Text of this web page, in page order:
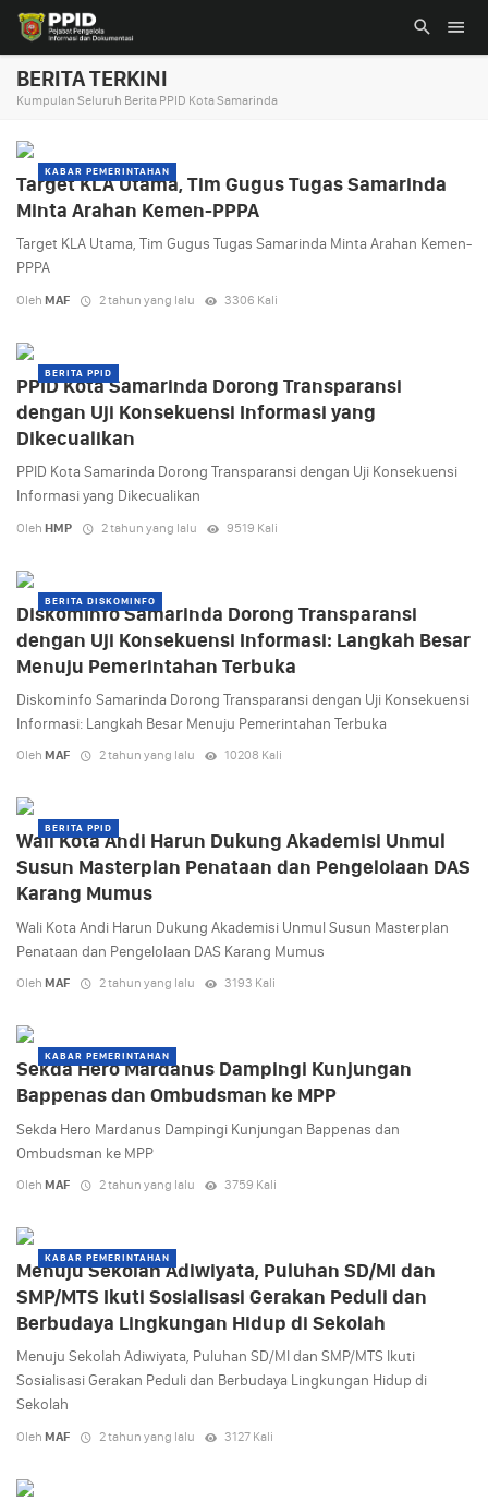
BERITA TERKINI
Kumpulan Seluruh Berita PPID Kota Samarinda
KABAR PEMERINTAHAN
Target KLA Utama, Tim Gugus Tugas Samarinda
Minta Arahan Kemen-PPPA
Target KLA Utama, Tim Gugus Tugas Samarinda Minta Arahan Kemen-
PPPA
Oleh MAF 2 tahun yang lalu 3306 Kali
BERITA PPID
PPID Kota Samarinda Dorong Transparansi
dengan Uji Konsekuensi Informasi yang
Dikecualikan
PPID Kota Samarinda Dorong Transparansi dengan Uji Konsekuensi
Informasi yang Dikecualikan
Oleh HMP 2 tahun yang lalu 9519 Kali
BERITA DISKOMINFO
Diskominfo Samarinda Dorong Transparansi
dengan Uji Konsekuensi Informasi: Langkah Besar
Menuju Pemerintahan Terbuka
Diskominfo Samarinda Dorong Transparansi dengan Uji Konsekuensi
Informasi: Langkah Besar Menuju Pemerintahan Terbuka
Oleh MAF 2 tahun yang lalu 10208 Kali
BERITA PPID
Wali Kota Andi Harun Dukung Akademisi Unmul
Susun Masterplan Penataan dan Pengelolaan DAS
Karang Mumus
Wali Kota Andi Harun Dukung Akademisi Unmul Susun Masterplan
Penataan dan Pengelolaan DAS Karang Mumus
Oleh MAF 2 tahun yang lalu 3193 Kali
KABAR PEMERINTAHAN
Sekda Hero Mardanus Dampingi Kunjungan
Bappenas dan Ombudsman ke MPP
Sekda Hero Mardanus Dampingi Kunjungan Bappenas dan
Ombudsman ke MPP
Oleh MAF 2 tahun yang lalu 3759 Kali
KABAR PEMERINTAHAN
Menuju Sekolah Adiwiyata, Puluhan SD/MI dan
SMP/MTS Ikuti Sosialisasi Gerakan Peduli dan
Berbudaya Lingkungan Hidup di Sekolah
Menuju Sekolah Adiwiyata, Puluhan SD/MI dan SMP/MTS Ikuti
Sosialisasi Gerakan Peduli dan Berbudaya Lingkungan Hidup di
Sekolah
Oleh MAF 2 tahun yang lalu 3127 Kali